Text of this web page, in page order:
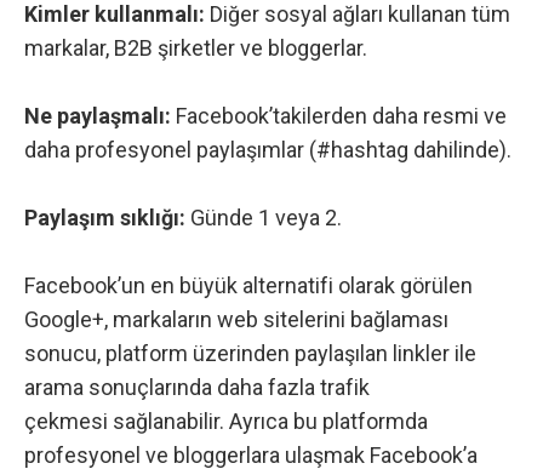
Kimler kullanmalı: Diğer sosyal ağları kullanan tüm
markalar, B2B şirketler ve bloggerlar.
Ne paylaşmalı: Facebook’takilerden daha resmi ve
daha profesyonel paylaşımlar (#hashtag dahilinde).
Paylaşım sıklığı: Günde 1 veya 2.
Facebook’un en büyük alternatifi olarak görülen
Google+, markaların web sitelerini bağlaması
sonucu, platform üzerinden paylaşılan linkler ile
arama sonuçlarında daha fazla trafik
çekmesi sağlanabilir. Ayrıca bu platformda
profesyonel ve bloggerlara ulaşmak Facebook’a